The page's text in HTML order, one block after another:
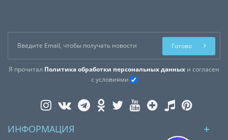
Я прочитал Политика обработки персональных данных и согласен
с условиями
Готово
ИНФОРМАЦИЯ